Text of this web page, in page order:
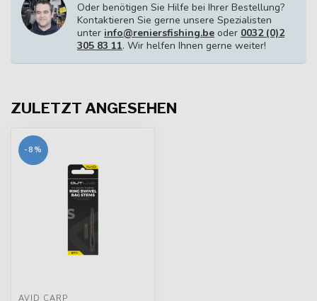
Oder benötigen Sie Hilfe bei Ihrer Bestellung?
Kontaktieren Sie gerne unsere Spezialisten
unter info@reniersfishing.be oder 0032 (0)2
305 83 11. Wir helfen Ihnen gerne weiter!
ZULETZT ANGESEHEN
-8%
AVID CARP